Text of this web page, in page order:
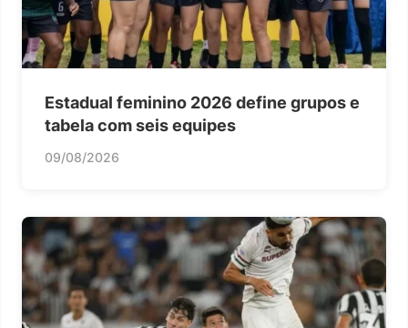
Estadual feminino 2026 define grupos e
tabela com seis equipes
09/08/2026